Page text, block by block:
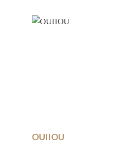
OUIIOU